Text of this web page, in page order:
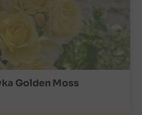
Golden Moss